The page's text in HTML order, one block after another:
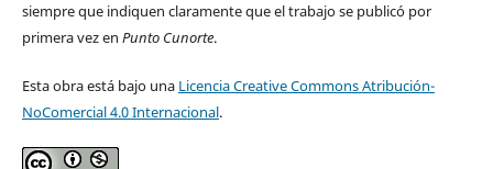
siempre que indiquen claramente que el trabajo se publicó por
primera vez en Punto Cunorte.
Esta obra está bajo una Licencia Creative Commons Atribución-
NoComercial 4.0 Internacional.